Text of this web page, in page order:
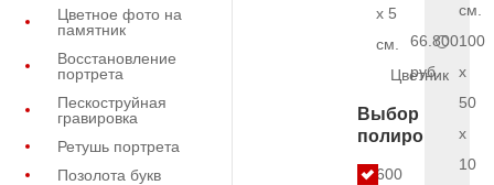
Цветное фото на
памятник
Восстановление
портрета
Пескоструйная
гравировка
Ретушь портрета
Позолота букв
x 5
см.
Цветник
Выбор
полировки
5.600
см.
66.800
руб.
100
x
50
x
10